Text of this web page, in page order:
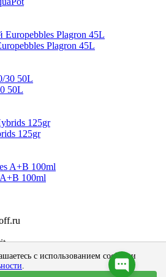
Plagron 45L
50L
125gr
100ml
с использованием cookies и
.